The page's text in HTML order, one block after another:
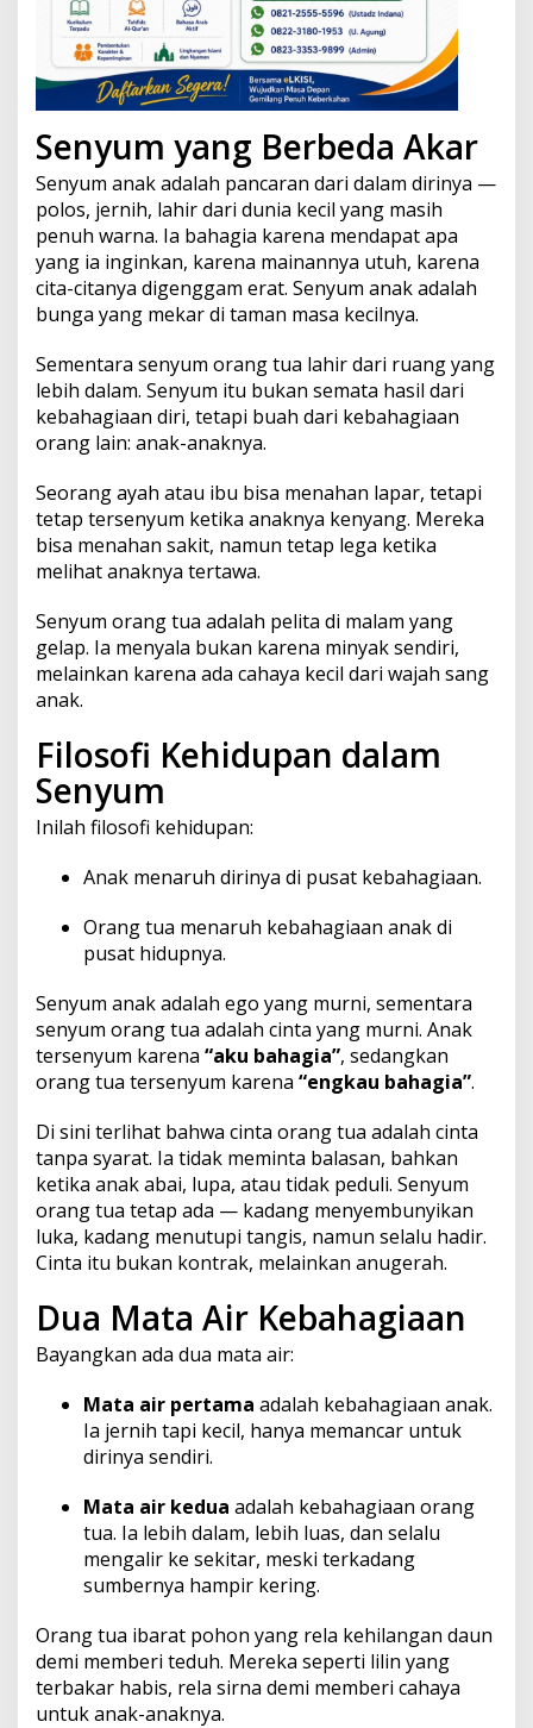
Senyum yang Berbeda Akar
Senyum anak adalah pancaran dari dalam dirinya —
polos, jernih, lahir dari dunia kecil yang masih
penuh warna. Ia bahagia karena mendapat apa
yang ia inginkan, karena mainannya utuh, karena
cita-citanya digenggam erat. Senyum anak adalah
bunga yang mekar di taman masa kecilnya.
Sementara senyum orang tua lahir dari ruang yang
lebih dalam. Senyum itu bukan semata hasil dari
kebahagiaan diri, tetapi buah dari kebahagiaan
orang lain: anak-anaknya.
Seorang ayah atau ibu bisa menahan lapar, tetapi
tetap tersenyum ketika anaknya kenyang. Mereka
bisa menahan sakit, namun tetap lega ketika
melihat anaknya tertawa.
Senyum orang tua adalah pelita di malam yang
gelap. Ia menyala bukan karena minyak sendiri,
melainkan karena ada cahaya kecil dari wajah sang
anak.
Filosofi Kehidupan dalam
Senyum
Inilah filosofi kehidupan:
Anak menaruh dirinya di pusat kebahagiaan.
Orang tua menaruh kebahagiaan anak di
pusat hidupnya.
Senyum anak adalah ego yang murni, sementara
senyum orang tua adalah cinta yang murni. Anak
tersenyum karena “aku bahagia”, sedangkan
orang tua tersenyum karena “engkau bahagia”.
Di sini terlihat bahwa cinta orang tua adalah cinta
tanpa syarat. Ia tidak meminta balasan, bahkan
ketika anak abai, lupa, atau tidak peduli. Senyum
orang tua tetap ada — kadang menyembunyikan
luka, kadang menutupi tangis, namun selalu hadir.
Cinta itu bukan kontrak, melainkan anugerah.
Dua Mata Air Kebahagiaan
Bayangkan ada dua mata air:
Mata air pertama adalah kebahagiaan anak.
Ia jernih tapi kecil, hanya memancar untuk
dirinya sendiri.
Mata air kedua adalah kebahagiaan orang
tua. Ia lebih dalam, lebih luas, dan selalu
mengalir ke sekitar, meski terkadang
sumbernya hampir kering.
Orang tua ibarat pohon yang rela kehilangan daun
demi memberi teduh. Mereka seperti lilin yang
terbakar habis, rela sirna demi memberi cahaya
untuk anak-anaknya.